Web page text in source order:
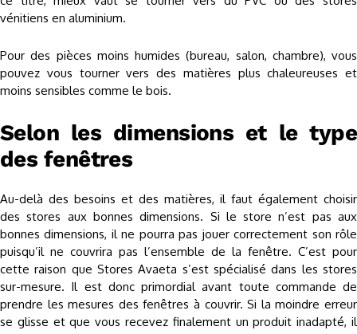
vénitiens en aluminium.
Pour des pièces moins humides (bureau, salon, chambre), vous
pouvez vous tourner vers des matières plus chaleureuses et
moins sensibles comme le bois.
Selon les dimensions et le type
des fenêtres
Au-delà des besoins et des matières, il faut également choisir
des stores aux bonnes dimensions. Si le store n’est pas aux
bonnes dimensions, il ne pourra pas jouer correctement son rôle
puisqu’il ne couvrira pas l’ensemble de la fenêtre. C’est pour
cette raison que Stores Avaeta s’est spécialisé dans les stores
sur-mesure. Il est donc primordial avant toute commande de
prendre les mesures des fenêtres à couvrir. Si la moindre erreur
se glisse et que vous recevez finalement un produit inadapté, il